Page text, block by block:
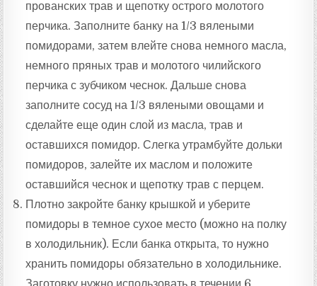
прованских трав и щепотку острого молотого
перчика. Заполните банку на 1/3 вялеными
помидорами, затем влейте снова немного масла,
немного пряных трав и молотого чилийского
перчика с зубчиком чеснок. Дальше снова
заполните сосуд на 1/3 вялеными овощами и
сделайте еще один слой из масла, трав и
оставшихся помидор. Слегка утрамбуйте дольки
помидоров, залейте их маслом и положите
оставшийся чеснок и щепотку трав с перцем.
Плотно закройте банку крышкой и уберите
помидоры в темное сухое место (можно на полку
в холодильник). Если банка открыта, то нужно
хранить помидоры обязательно в холодильнике.